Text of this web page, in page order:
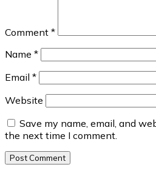
Comment *
Name *
Email *
Website
Save my name, email, and
the next time I comment.